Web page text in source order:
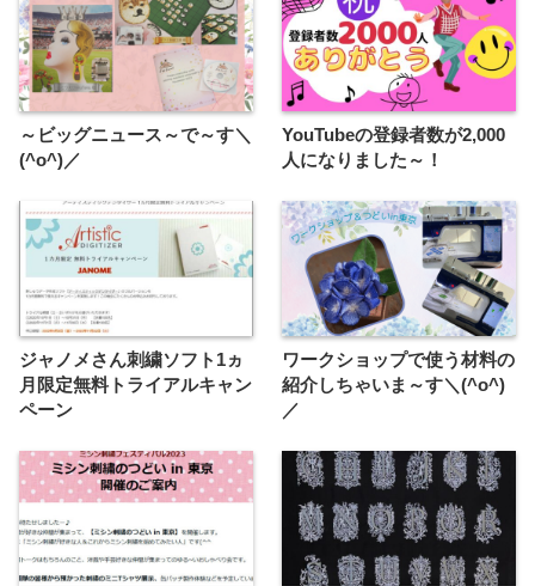
～ビッグニュース～で～す＼
(^o^)／
YouTubeの登録者数が2,000
人になりました～！
ジャノメさん刺繍ソフト1ヵ
月限定無料トライアルキャン
ペーン
ワークショップで使う材料の
紹介しちゃいま～す＼(^o^)
／